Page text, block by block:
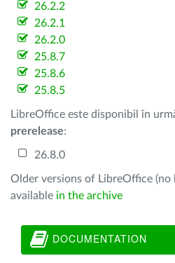
26.2.2
26.2.1
26.2.0
25.8.7
25.8.6
25.8.5
LibreOffice este disponibil în
prerelease:
26.8.0
Older versions of LibreOffice (no
available in the archive
DOCUMENTATION